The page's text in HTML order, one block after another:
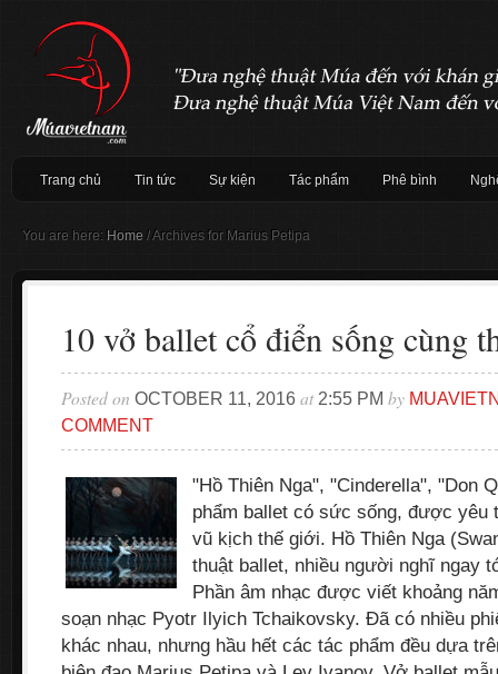
Trang chủ Tin tức Sự kiện Tác phẩm Phê bình
You are here: Home /Archives for Marius Petipa
10 vở ballet cổ điển sống cùng
Posted on OCTOBER 11, 2016 at 2:55 PM by
COMMENT
"Hồ Thiên Nga", "Cinderella", "Don
phẩm ballet có sức sống, được yêu
vũ kịch thế giới. Hồ Thiên Nga
thuật ballet, nhiều người nghĩ ngay
Phần âm nhạc được viết khoảng
soạn nhạc Pyotr Ilyich Tchaikovsky. Đã có nhiều
khác nhau, nhưng hầu hết các tác phẩm đều dựa